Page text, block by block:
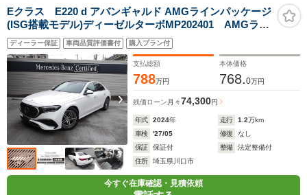
Eクラス E220 d アバンギャルド AMGラインパッケージ
(ISG搭載モデル)ディーゼルターボMP202401 AMGライ
ン アドバンスドPKG レザーエクスクルーシブPKG
パノラミックルーフ MBUXARナビ デジタルインテリ
アPKG エナチャイジング ヘッドアップディスプレイ
ディーラー保証 車両品質評価書付 購入プラン付
支払総額
788万円
本体価格
768.0万円
残価ローン 月々74,300円
年式 2024年 走行 1.2万km
車検
'27/05 修復
なし
保証
保証付 整備
法定整備付
住所
埼玉県川口市
今すぐ在庫確認・見積依頼